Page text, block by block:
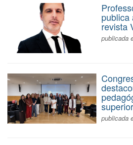
publica
revista
publicada
superior
publicada